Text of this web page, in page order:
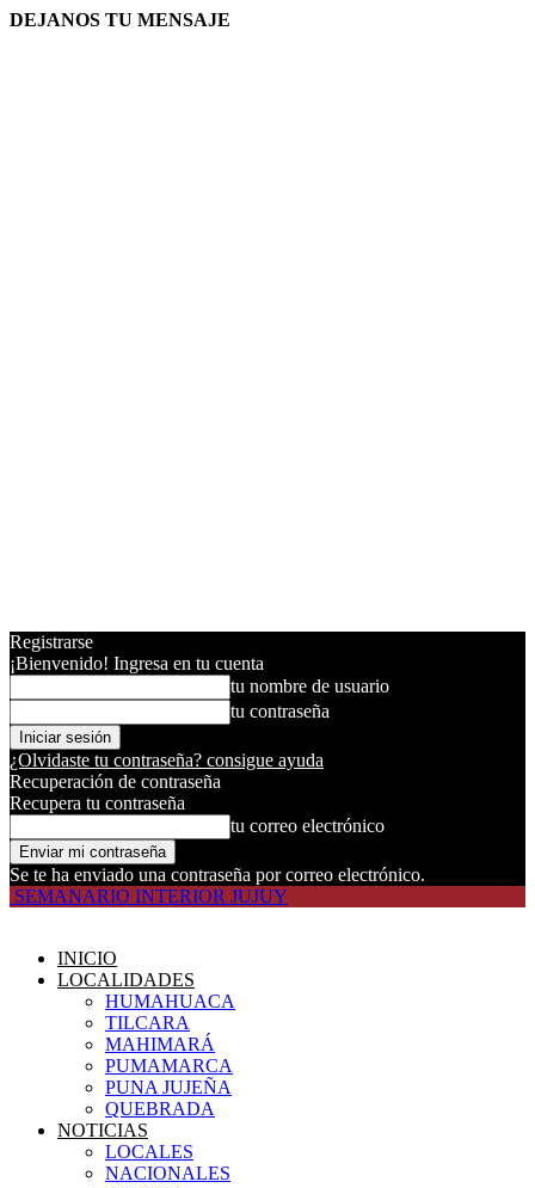
DEJANOS TU MENSAJE
Registrarse
¡Bienvenido! Ingresa en tu cuenta
tu nombre de usuario
tu contraseña
¿Olvidaste tu contraseña? consigue ayuda
Recuperación de contraseña
Recupera tu contraseña
tu correo electrónico
Se te ha enviado una contraseña por correo electrónico.
SEMANARIO INTERIOR JUJUY
INICIO
LOCALIDADES
HUMAHUACA
TILCARA
MAHIMARÁ
PUMAMARCA
PUNA JUJEÑA
QUEBRADA
NOTICIAS
LOCALES
NACIONALES